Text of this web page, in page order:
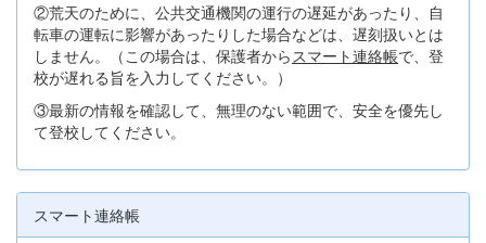
②荒天のために、公共交通機関の運行の遅延があったり、自
転車の運転に影響があったりした場合などは、遅刻扱いとは
しません。（この場合は、保護者からスマート連絡帳で、登
校が遅れる旨を入力してください。）
③最新の情報を確認して、無理のない範囲で、安全を優先し
て登校してください。
スマート連絡帳